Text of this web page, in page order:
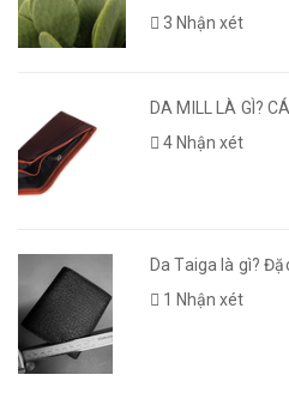
3 Nhận xét
DA MILL LÀ GÌ?
4 Nhận xét
Da Taiga là gì?
1 Nhận xét